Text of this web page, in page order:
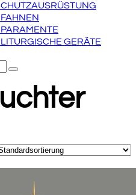
GERÄTE
Senden